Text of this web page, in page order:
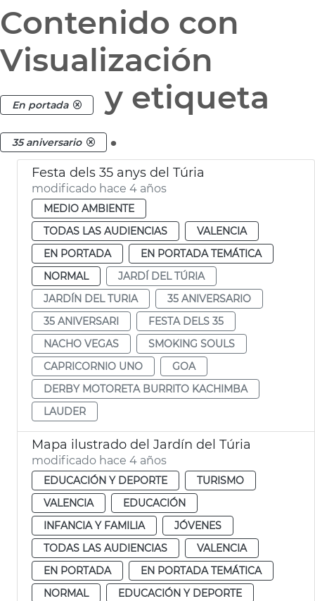
Contenido con
Visualización
En portada y etiqueta
35 aniversario .
Festa dels 35 anys del Túria
modificado hace 4 años
MEDIO AMBIENTE
TODAS LAS AUDIENCIAS
VALENCIA
EN PORTADA
EN PORTADA TEMÁTICA
NORMAL
JARDÍ DEL TÚRIA
JARDÍN DEL TURIA
35 ANIVERSARIO
35 ANIVERSARI
FESTA DELS 35
NACHO VEGAS
SMOKING SOULS
CAPRICORNIO UNO
GOA
DERBY MOTORETA BURRITO KACHIMBA
LAUDER
Mapa ilustrado del Jardín del Túria
modificado hace 4 años
EDUCACIÓN Y DEPORTE
TURISMO
VALENCIA
EDUCACIÓN
INFANCIA Y FAMILIA
JÓVENES
TODAS LAS AUDIENCIAS
VALENCIA
EN PORTADA
EN PORTADA TEMÁTICA
NORMAL
EDUCACIÓN Y DEPORTE